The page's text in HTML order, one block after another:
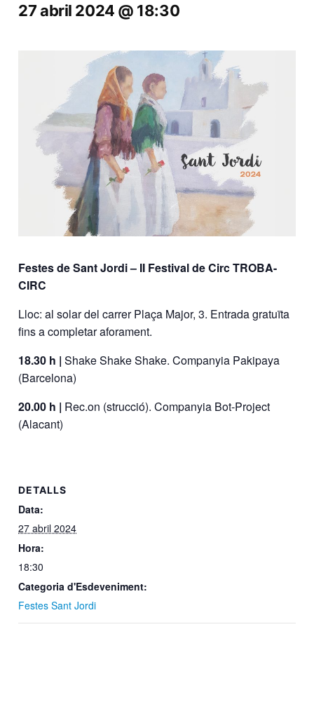
27 abril 2024 @ 18:30
Festes de Sant Jordi – II Festival de Circ TROBA-
CIRC
Lloc: al solar del carrer Plaça Major, 3. Entrada gratuïta
fins a completar aforament.
18.30 h | Shake Shake Shake. Companyia Pakipaya
(Barcelona)
20.00 h | Rec.on (strucció). Companyia Bot-Project
(Alacant)
DETALLS
Data:
27 abril 2024
Hora:
18:30
Categoria d'Esdeveniment:
Festes Sant Jordi